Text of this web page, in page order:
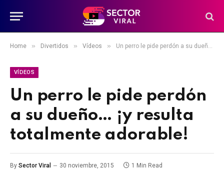
Home » Divertidos » Vídeos » Un perro le pide perdón a su dueño… ¡y resulta totalmente adorable!
VÍDEOS
Un perro le pide perdón
a su dueño… ¡y resulta
totalmente adorable!
By Sector Viral 30 noviembre, 2015 1 Min Read